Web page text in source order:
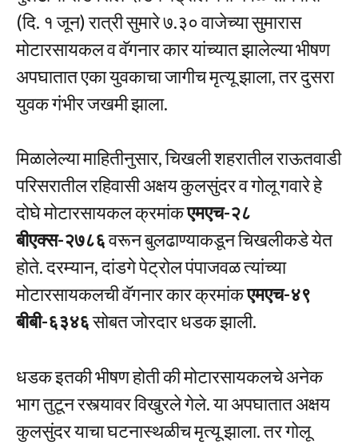
(दि. १ जून) रात्री सुमारे ७.३० वाजेच्या सुमारास
मोटारसायकल व वॅगनार कार यांच्यात झालेल्या भीषण
अपघातात एका युवकाचा जागीच मृत्यू झाला, तर दुसरा
युवक गंभीर जखमी झाला.
मिळालेल्या माहितीनुसार, चिखली शहरातील राऊतवाडी
परिसरातील रहिवासी अक्षय कुलसुंदर व गोलू गवारे हे
दोघे मोटारसायकल क्रमांकएमएच-२८
बीएक्स-२७८६वरून बुलढाण्याकडून चिखलीकडे येत
होते. दरम्यान, दांडगे पेट्रोल पंपाजवळ त्यांच्या
मोटारसायकलची वॅगनार कार क्रमांकएमएच-४९
बीबी-६३४६सोबत जोरदार धडक झाली.
धडक इतकी भीषण होती की मोटारसायकलचे अनेक
भाग तुटून रस्त्यावर विखुरले गेले. या अपघातात अक्षय
कुलसुंदर याचा घटनास्थळीच मृत्यू झाला. तर गोलू